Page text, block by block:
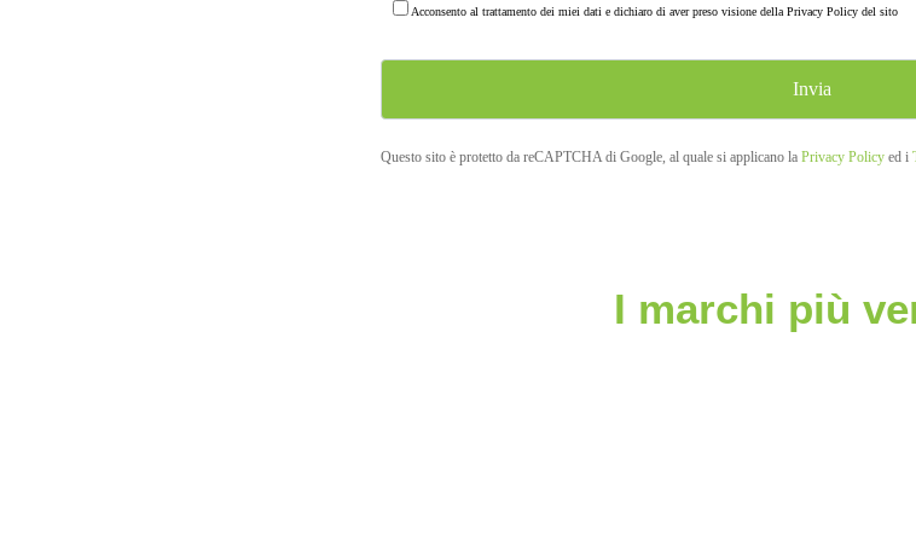
Acconsento al trattamento dei miei dati e dichiaro di aver preso visione dellaPrivacy Policy del sito
Questo sito è protetto da reCAPTCHA di Google, al quale si applicano laPrivacy Policy ed i
I marchi più